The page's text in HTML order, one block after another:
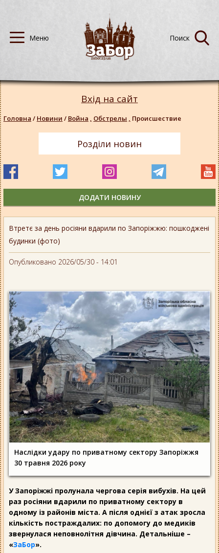
Втретє за день росіяни вдарили по Запоріжжю: пошкоджені
будинки (фото)
Опубликовано 2026/05/30 - 14:01
Наслідки удару по приватному сектору Запоріжжя
30 травня 2026 року
У Запоріжжі пролунала чергова серія вибухів. На цей
раз росіяни вдарили по приватному сектору в
одному із районів міста. А після однієї з атак зросла
кількість постраждалих: по допомогу до медиків
звернулася неповнолітня дівчина. Детальніше –
«ЗаБор».
Вхід на сайт
Головна / Новини / Война , Обстрелы , Происшествие
Розділи новин
ДОДАТИ НОВИНУ